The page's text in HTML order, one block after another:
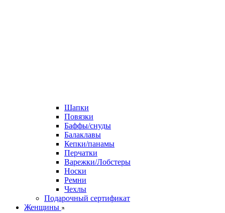
Шапки
Повязки
Баффы/снуды
Балаклавы
Кепки/панамы
Перчатки
Варежки/Лобстеры
Носки
Ремни
Чехлы
Подарочный сертификат
Женщины